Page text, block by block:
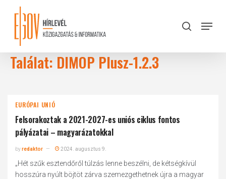
content
search
Menu
Találat: DIMOP Plusz-1.2.3
EURÓPAI UNIÓ
Felsorakoztak a 2021-2027-es uniós ciklus fontos
pályázatai – magyarázatokkal
byredaktor 2024. augusztus 9.
„Hét szűk esztendőről túlzás lenne beszélni, de kétségkívül
hosszúra nyúlt böjtöt zárva szemezgethetnek újra a magyar
Close